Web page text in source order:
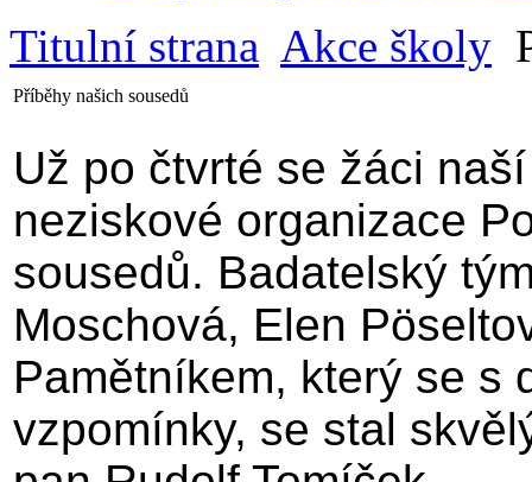
Titulní strana Akce školy
Příběhy našich sousedů
Už po čtvrté se žáci
neziskové organizace
sousedů. Badatelský
Moschová, Elen
Pamětníkem, který se s
vzpomínky, se stal